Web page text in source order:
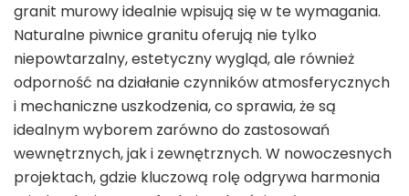
granit murowy idealnie wpisują się w te wymagania.
Naturalne piwnice granitu oferują nie tylko
niepowtarzalny, estetyczny wygląd, ale również
odporność na działanie czynników atmosferycznych
i mechaniczne uszkodzenia, co sprawia, że są
idealnym wyborem zarówno do zastosowań
wewnętrznych, jak i zewnętrznych. W nowoczesnych
projektach, gdzie kluczową rolę odgrywa harmonia